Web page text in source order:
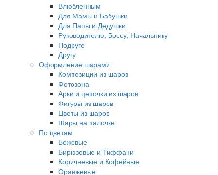
Влюбленным
Для Мамы и Бабушки
Для Папы и Дедушки
Руководителю, Боссу, Начальнику
Подруге
Другу
Оформление шарами
Композиции из шаров
Фотозона
Арки и цепочки из шаров
Фигуры из шаров
Цветы из шаров
Шары на палочке
По цветам
Бежевые
Бирюзовые и Тиффани
Коричневые и Кофейные
Оранжевые